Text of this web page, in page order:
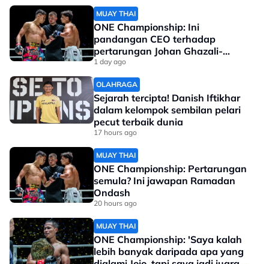
MUAY THAI
ONE Championship: Ini
pandangan CEO terhadap
pertarungan Johan Ghazali-
Ramadan Ondash
1 day ago
OLAHRAGA
Sejarah tercipta! Danish Iftikhar
dalam kelompok sembilan pelari
pecut terbaik dunia
17 hours ago
MUAY THAI
ONE Championship: Pertarungan
semula? Ini jawapan Ramadan
Ondash
20 hours ago
MUAY THAI
ONE Championship: 'Saya kalah
lebih banyak daripada apa yang